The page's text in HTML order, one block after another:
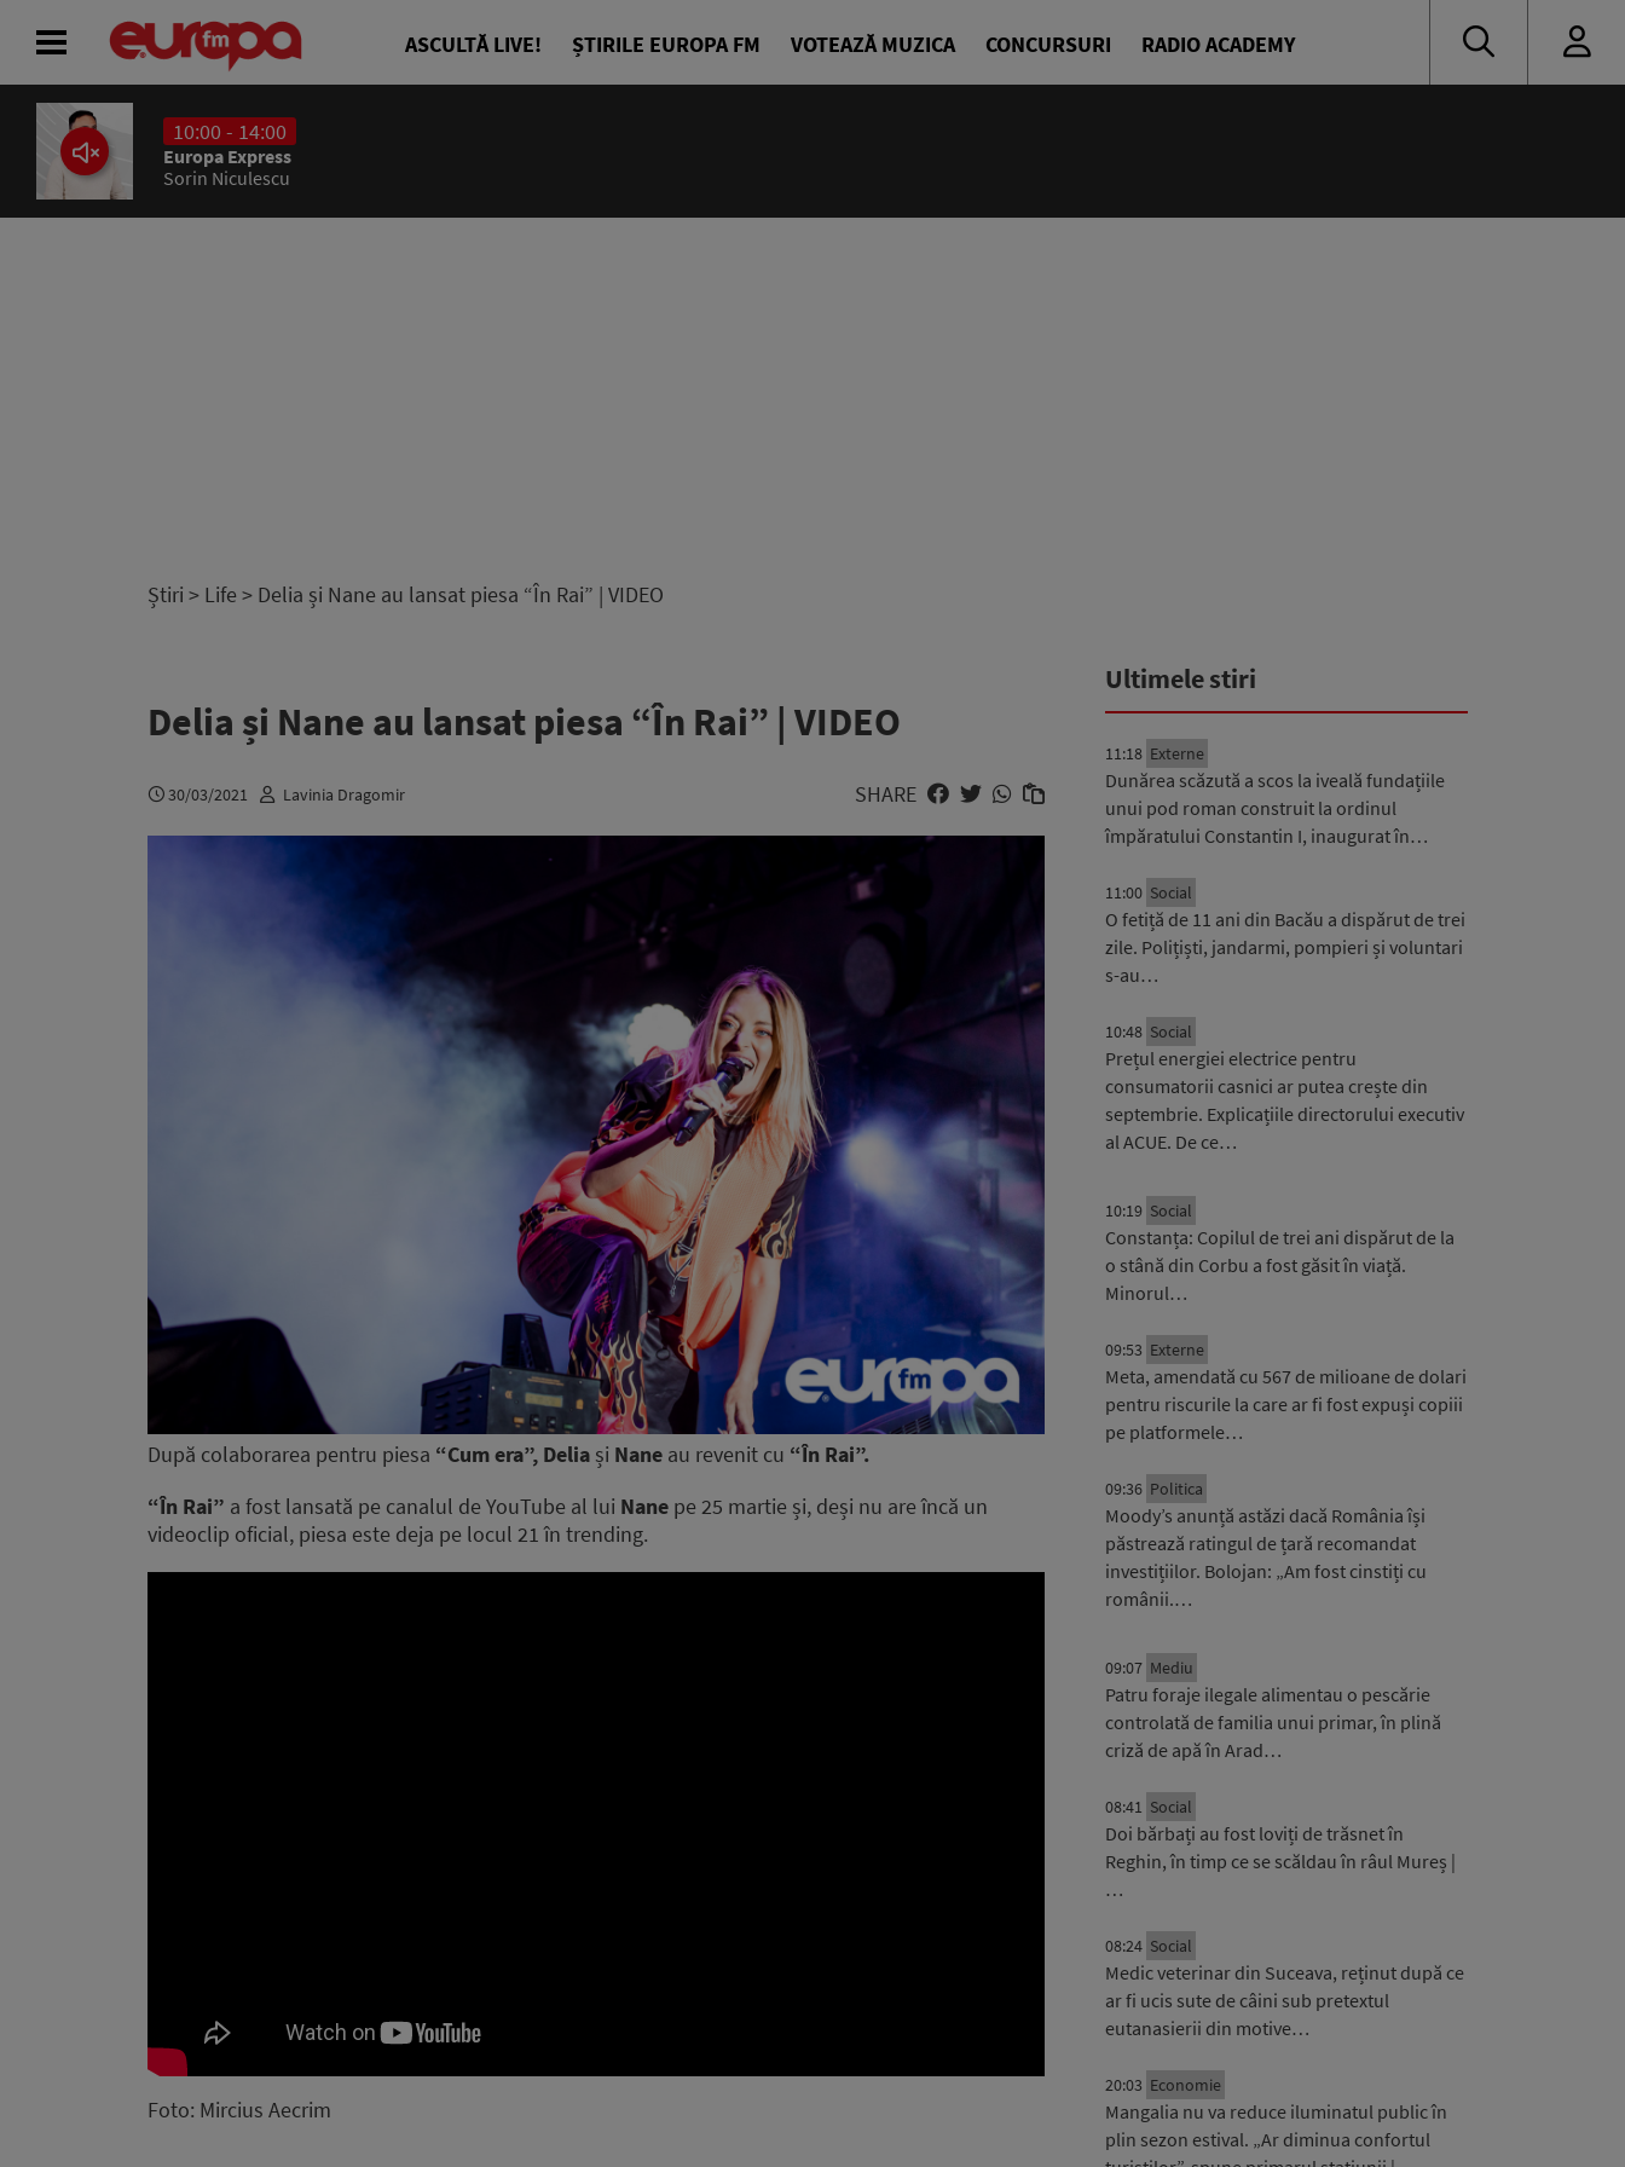
ASCULTĂ LIVE! ȘTIRILE EUROPA FM VOTEAZĂ MUZICA CONCURSURI RADIO ACADEMY
10:00 - 14:00
Europa Express
Sorin Niculescu
Știri > Life > Delia și Nane au lansat piesa “În Rai” | VIDEO
Delia și Nane au lansat piesa “În Rai” | VIDEO
30/03/2021 Lavinia Dragomir SHARE
După colaborarea pentru piesa “Cum era”, Delia și Nane au revenit cu “În Rai”.
“În Rai” a fost lansată pe canalul de YouTube al lui Nane pe 25 martie și, deși nu are încă un
videoclip oficial, piesa este deja pe locul 21 în trending.
Foto: Mircius Aecrim
Ultimele stiri
11:18 Externe
Dunărea scăzută a scos la iveală fundațiile
unui pod roman construit la ordinul
împăratului Constantin I, inaugurat în…
11:00 Social
O fetiță de 11 ani din Bacău a dispărut de trei
zile. Polițiști, jandarmi, pompieri și voluntari
s-au…
10:48 Social
Prețul energiei electrice pentru
consumatorii casnici ar putea crește din
septembrie. Explicațiile directorului executiv
al ACUE. De ce…
10:19 Social
Constanța: Copilul de trei ani dispărut de la
o stână din Corbu a fost găsit în viață.
Minorul…
09:53 Externe
Meta, amendată cu 567 de milioane de dolari
pentru riscurile la care ar fi fost expuși copiii
pe platformele…
09:36 Politica
Moody’s anunță astăzi dacă România își
păstrează ratingul de țară recomandat
investițiilor. Bolojan: „Am fost cinstiți cu
românii.…
09:07 Mediu
Patru foraje ilegale alimentau o pescărie
controlată de familia unui primar, în plină
criză de apă în Arad…
08:41 Social
Doi bărbați au fost loviți de trăsnet în
Reghin, în timp ce se scăldau în râul Mureș |
…
08:24 Social
Medic veterinar din Suceava, reținut după ce
ar fi ucis sute de câini sub pretextul
eutanasierii din motive…
20:03 Economie
Mangalia nu va reduce iluminatul public în
plin sezon estival. „Ar diminua confortul
ACASĂ
ȘTIRI